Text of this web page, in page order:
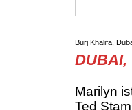
Burj Khalifa,
DUBAI,
Marilyn
Ted